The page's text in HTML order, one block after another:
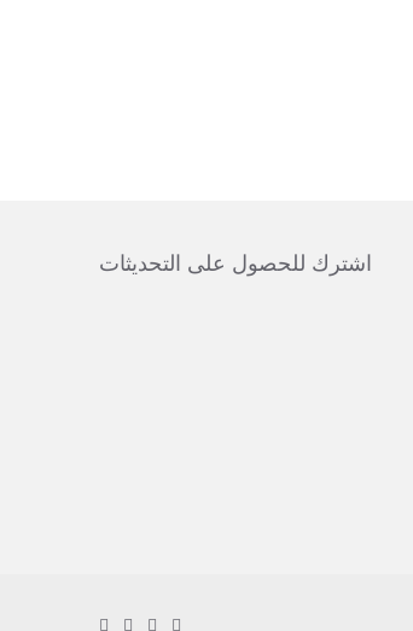
اشترك للحصول على التحديثات